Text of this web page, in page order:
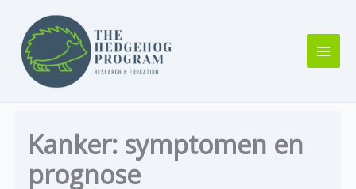
naar
inhoud
Kanker: symptomen en
prognose